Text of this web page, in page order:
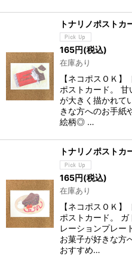
トナリノポストカ
165円(税込)
在庫あり
【ネコポスＯＫ
ポストカード。 甘
が大きく描かれて
きな方へのお手紙
絵柄◎ …
トナリノポストカ
165円(税込)
在庫あり
【ネコポスＯＫ
ポストカード。
レーションプレー
お菓子が好きな方
おすすめ…